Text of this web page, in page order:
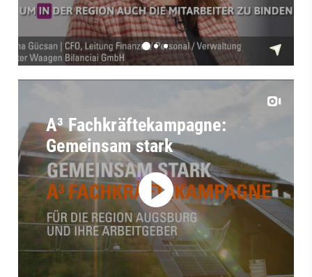
A³ Fachkräftekampagne:
Gemeinsam stark